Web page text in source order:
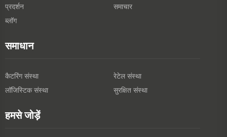
प्रदर्शन
समाचार
ब्लॉग
समाधान
कैटरिंग संस्था
रेटेल संस्था
लॉजिस्टिक संस्था
सुरक्षित संस्था
हमसे जोड़ें